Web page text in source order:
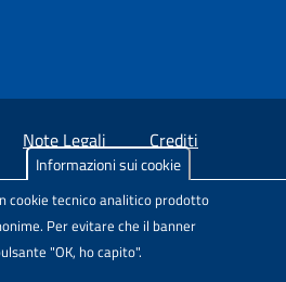
Informazioni sui cookie
cookie tecnico analitico prodotto
Per evitare che il banner
"OK, ho capito".
Note Legali Crediti
pratica per l'accessibilità dei siti
Non commerciale-Condividi allo